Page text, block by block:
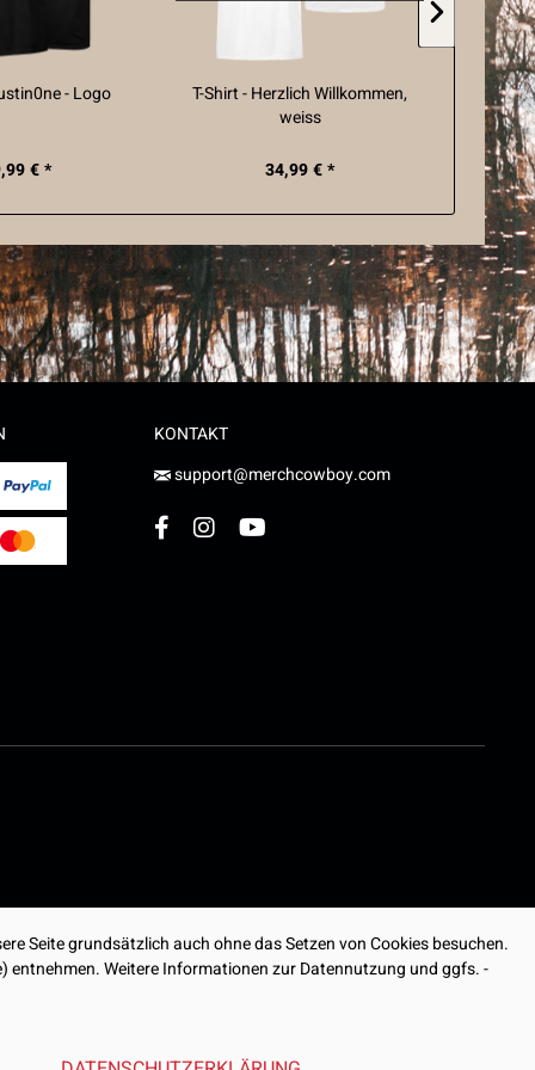
- Logo
€ *
T-Shirt - Herzlich Willkommen,
weiss
34,99 € *
KONTAKT
support@merchcowboy.com
Seite grundsätzlich auch ohne das Setzen von Cookies besuchen.
entnehmen. Weitere Informationen zur Datennutzung und ggfs. -